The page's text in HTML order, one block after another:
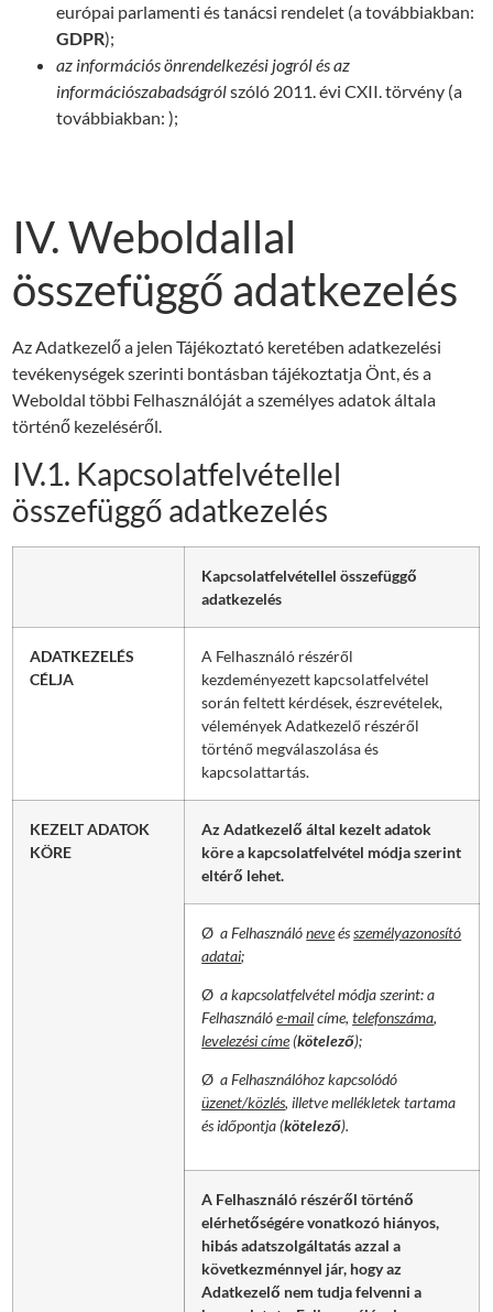
európai parlamenti és tanácsi rendelet (a továbbiakban:
GDPR);
az információs önrendelkezési jogról és az
információszabadságrólszóló 2011. évi CXII. törvény (a
továbbiakban: );
IV. Weboldallal
összefüggő adatkezelés
Az Adatkezelő a jelen Tájékoztató keretében adatkezelési
tevékenységek szerinti bontásban tájékoztatja Önt, és a
Weboldal többi Felhasználóját a személyes adatok általa
történő kezeléséről.
IV.1. Kapcsolatfelvétellel
összefüggő adatkezelés
Kapcsolatfelvétellel összefüggő
adatkezelés
ADATKEZELÉS
CÉLJA
A Felhasználó részéről
kezdeményezett kapcsolatfelvétel
során feltett kérdések, észrevételek,
vélemények Adatkezelő részéről
történő megválaszolása és
kapcsolattartás.
KEZELT ADATOK
KÖRE
Az Adatkezelő által kezelt adatok
köre a kapcsolatfelvétel módja szerint
eltérő lehet.
Øa Felhasználóneveésszemélyazonosító
adatai;
Øa kapcsolatfelvétel módja szerint: a
Felhasználóe-mailcíme,telefonszáma,
levelezési címe(kötelező);
Øa Felhasználóhoz kapcsolódó
üzenet/közlés, illetve mellékletek tartama
és időpontja (kötelező).
A Felhasználó részéről történő
elérhetőségére vonatkozó hiányos,
hibás adatszolgáltatás azzal a
következménnyel jár, hogy az
Adatkezelő nem tudja felvenni a